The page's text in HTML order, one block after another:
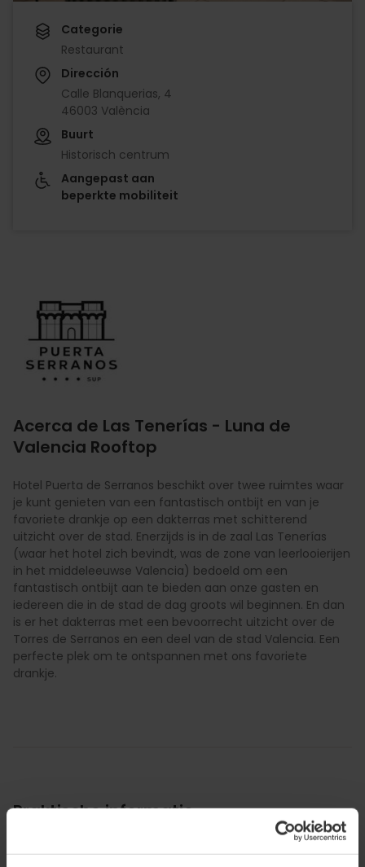
Categorie
Restaurant
Dirección
Calle Blanquerias, 4
46003 València
Buurt
Historisch centrum
Aangepast aan
beperkte mobiliteit
Acerca de Las Tenerías - Luna de
Valencia Rooftop
Hotel Puerta de Serranos beschikt over twee ruimtes waar
je kunt genieten van een fantastisch ontbijt en van je
favoriete drankje op een dakterras met schitterend
uitzicht over de stad. Enerzijds is in de zaal Las Tenerías
(waar het hotel zich bevindt, was de zone van leerlooierijen
in het middeleeuwse Valencia) bedoeld om een
fantastisch ontbijt aan te bieden aan onze gasten en
iedereen die in de stad de dag groots wil beginnen. En dan
is er het dakterras met een bevoorrecht uitzicht over de
Torres de Serranos en een deel van de stad Valencia. Een
perfecte plek om te ontspannen met ons favoriete
drankje.
Praktische informatie